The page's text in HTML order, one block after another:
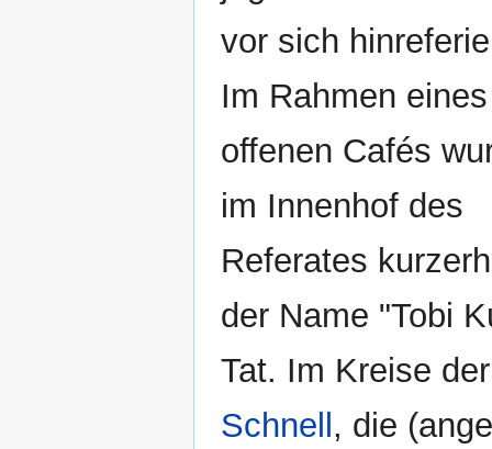
vor sich
Im Rahmen eines
offenen Cafés
im Innenhof des
Referates
der Name "Tobi
Tat. Im Kreise
Schnell, die